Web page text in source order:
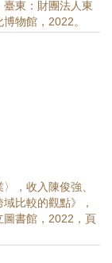
臺東：財團法人東
物館，2022。
，收入陳俊強、
比較的觀點》，
圖書館，2022，頁